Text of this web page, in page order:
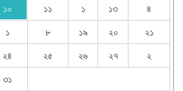
১০ ১১ ১ ১৩
৪
১ ৮ ১৯ ২০
২১
২৪ ২৫ ২৬ ২৭
২
৩১